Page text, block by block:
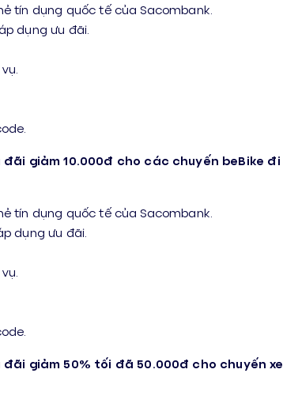
tín dụng quốc tế của Sacombank.
dụng ưu đãi.
giảm 10.000đ cho các chuyến beBike đi
tín dụng quốc tế của Sacombank.
dụng ưu đãi.
giảm 50% tối đã 50.000đ cho chuyến xe